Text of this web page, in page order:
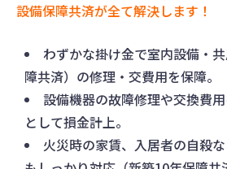
設備保障共済が全て解決します！
わずかな掛け金で室内設備・
障共済）の修理・交費用を保障。
設備機器の故障修理や交換費
として損金計上。
火災時の家賃、入居者の自殺